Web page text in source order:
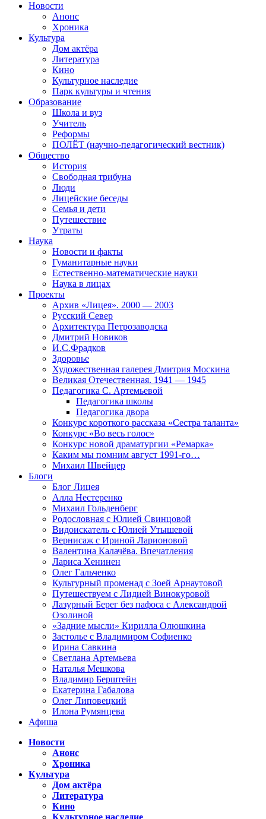
Новости
Анонс
Хроника
Культура
Дом актёра
Литература
Кино
Культурное наследие
Парк культуры и чтения
Образование
Школа и вуз
Учитель
Реформы
ПОЛЁТ (научно-педагогический вестник)
Общество
История
Свободная трибуна
Люди
Лицейские беседы
Семья и дети
Путешествие
Утраты
Наука
Новости и факты
Гуманитарные науки
Естественно-математические науки
Наука в лицах
Проекты
Архив «Лицея». 2000 — 2003
Русский Север
Архитектура Петрозаводска
Дмитрий Новиков
И.С.Фрадков
Здоровье
Художественная галерея Дмитрия Москина
Великая Отечественная. 1941 — 1945
Педагогика С. Артемьевой
Педагогика школы
Педагогика двора
Конкурс короткого рассказа «Сестра таланта»
Конкурс «Во весь голос»
Конкурс новой драматургии «Ремарка»
Каким мы помним август 1991-го…
Михаил Швейцер
Блоги
Блог Лицея
Алла Нестеренко
Михаил Гольденберг
Родословная с Юлией Свинцовой
Видоискатель с Юлией Утышевой
Вернисаж с Ириной Ларионовой
Валентина Калачёва. Впечатления
Лариса Хенинен
Олег Гальченко
Культурный променад с Зоей Арнаутовой
Путешествуем с Лидией Винокуровой
Лазурный Берег без пафоса с Александрой
Озолиной
«Задние мысли» Кирилла Олюшкина
Застолье с Владимиром Софиенко
Ирина Савкина
Светлана Артемьева
Наталья Мешкова
Владимир Берштейн
Екатерина Габалова
Олег Липовецкий
Илона Румянцева
Афиша
Новости
Анонс
Хроника
Культура
Дом актёра
Литература
Кино